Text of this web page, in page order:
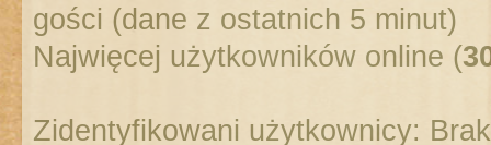
gości (dane z ostatnich 5 minut)
Najwięcej użytkowników online (
Zidentyfikowani użytkownicy: